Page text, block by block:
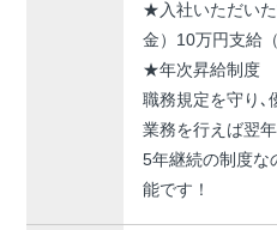
★入社いただい
金）10万円支給
★年次昇給制度
職務規定を守り､
業務を行えば翌
5年継続の制度な
能です！